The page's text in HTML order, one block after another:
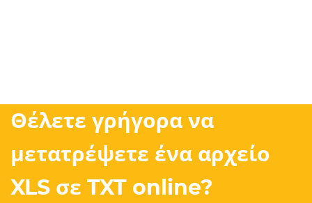
Θέλετε γρήγορα να
μετατρέψετε ένα αρχείο
XLS σε TXT online?